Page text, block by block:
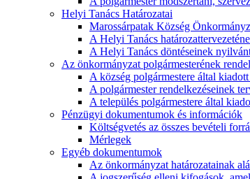
Helyi Tanács Határozatai
Marossárpatak Község
A Helyi Tanács
A Helyi Tanács döntéseinek
Az önkormányzat polgármesterének
A község polgármestere által
A polgármester rendelkezéseinek
A település polgármestere által
Pénzügyi dokumentumok és információk
Költségvetés az összes bevételi
Mérlegek
Egyéb dokumentumok
Az önkormányzat határozatainak